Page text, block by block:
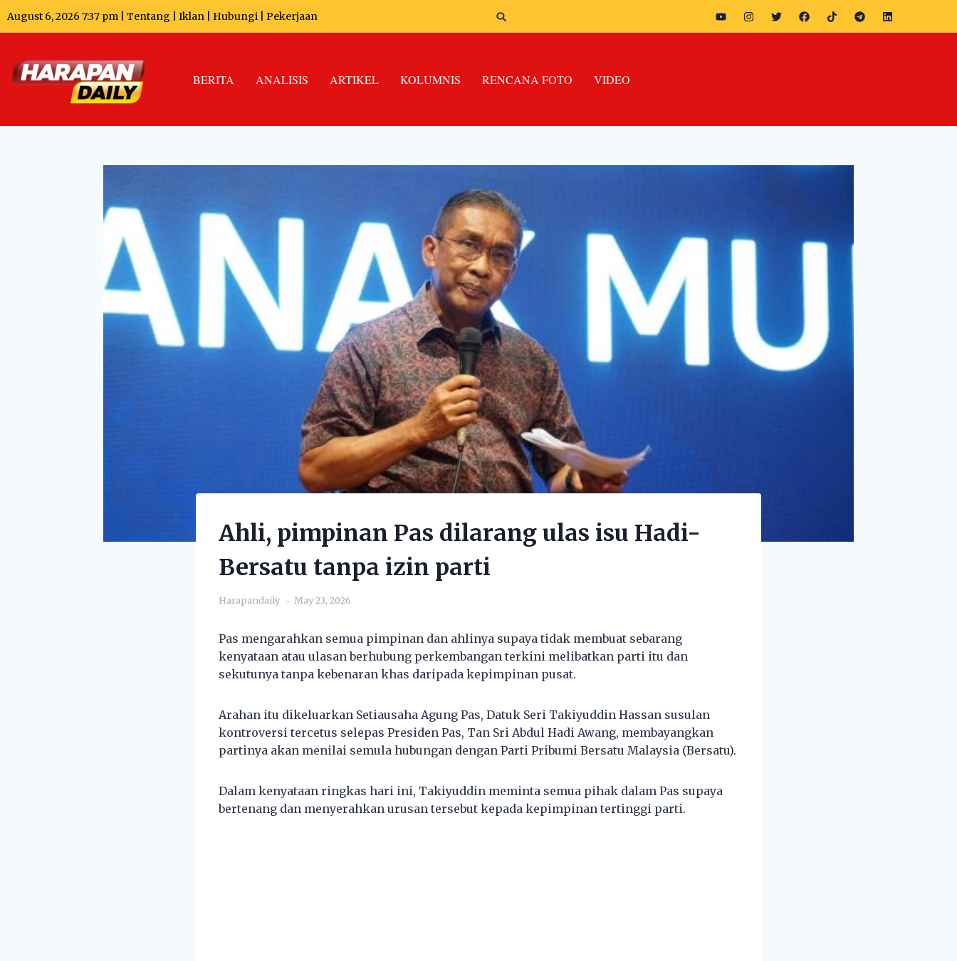
August 6, 2026 7:37 pm | Tentang Iklan Hubungi Pekerjaan
BERITA ANALISIS ARTIKEL KOLUMNIS RENCANA FOTO VIDEO
Ahli, pimpinan Pas dilarang ulas isu Hadi-
Bersatu tanpa izin parti
Harapandaily May 23, 2026
Pas mengarahkan semua pimpinan dan ahlinya supaya tidak membuat sebarang
kenyataan atau ulasan berhubung perkembangan terkini melibatkan parti itu dan
sekutunya tanpa kebenaran khas daripada kepimpinan pusat.
Arahan itu dikeluarkan Setiausaha Agung Pas, Datuk Seri Takiyuddin Hassan susulan
kontroversi tercetus selepas Presiden Pas, Tan Sri Abdul Hadi Awang, membayangkan
partinya akan menilai semula hubungan dengan Parti Pribumi Bersatu Malaysia (Bersatu).
Dalam kenyataan ringkas hari ini, Takiyuddin meminta semua pihak dalam Pas supaya
bertenang dan menyerahkan urusan tersebut kepada kepimpinan tertinggi parti.